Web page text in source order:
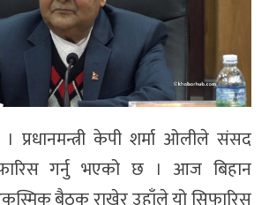
प्रधानमन्त्री केपी शर्मा ओलीले संसद
गर्नु भएको छ । आज बिहान